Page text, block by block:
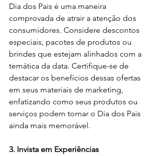
Dia dos Pais é uma maneira
comprovada de atrair a atenção dos
consumidores. Considere descontos
especiais, pacotes de produtos ou
brindes que estejam alinhados com a
temática da data. Certifique-se de
destacar os benefícios dessas ofertas
em seus materiais de marketing,
enfatizando como seus produtos ou
serviços podem tornar o Dia dos Pais
ainda mais memorável.
3. Invista em Experiências